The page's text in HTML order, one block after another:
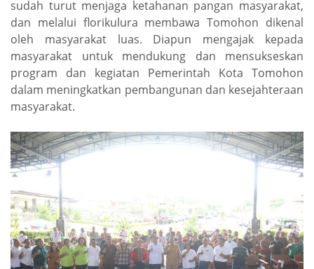
sudah turut menjaga ketahanan pangan masyarakat,
dan melalui florikulura membawa Tomohon dikenal
oleh masyarakat luas. Diapun mengajak kepada
masyarakat untuk mendukung dan mensukseskan
program dan kegiatan Pemerintah Kota Tomohon
dalam meningkatkan pembangunan dan kesejahteraan
masyarakat.